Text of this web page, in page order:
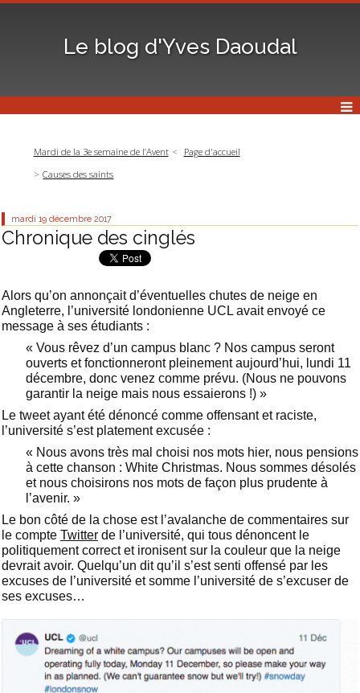
Le blog d'Yves Daoudal
Mardi de la 3e semaine de l’Avent
Page d'accueil
Causes des saints
mardi 19 décembre 2017
Chronique des cinglés
Alors qu’on annonçait d’éventuelles chutes de neige en
Angleterre, l’université londonienne UCL avait envoyé ce
message à ses étudiants :
« Vous rêvez d’un campus blanc ? Nos campus seront
ouverts et fonctionneront pleinement aujourd’hui, lundi 11
décembre, donc venez comme prévu. (Nous ne pouvons
garantir la neige mais nous essaierons !) »
Le tweet ayant été dénoncé comme offensant et raciste,
l’université s’est platement excusée :
« Nous avons très mal choisi nos mots hier, nous pensions
à cette chanson : White Christmas. Nous sommes désolés
et nous choisirons nos mots de façon plus prudente à
l’avenir. »
Le bon côté de la chose est l’avalanche de commentaires sur
le compte Twitter de l’université, qui tous dénoncent le
politiquement correct et ironisent sur la couleur que la neige
devrait avoir. Quelqu’un dit qu’il s’est senti offensé par les
excuses de l’université et somme l’université de s’excuser de
ses excuses…